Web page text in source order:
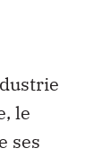
le
ses